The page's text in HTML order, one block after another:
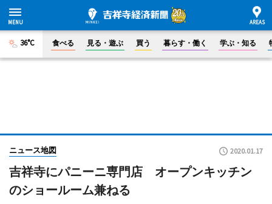
36°C 食べる 見る・遊ぶ 買う 暮らす・働く 学ぶ・知る
ニュース地図 2020.01.17
吉祥寺にパニーニ専門店 オープンキッチン
のショールーム兼ねる